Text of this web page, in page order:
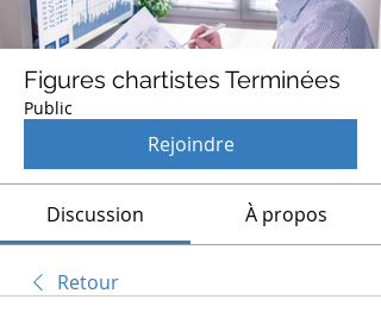
Figures chartistes Terminées
Public
Rejoindre
Discussion À propos
Retour